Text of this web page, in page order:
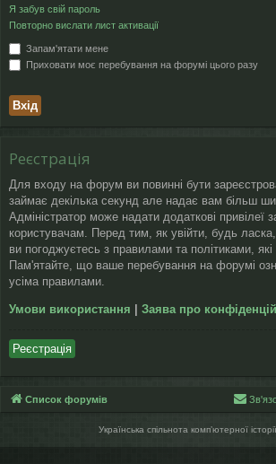
ту
п
Я забув свій пароль
Повторно вислати лист активації
Запам'ятати мене
Приховати моє перебування на форумі цього разу
Реєстрація
Для входу на форум ви повинні бути
займає декілька секунд але надає вам більш
Адміністратор може надати додаткові привілеї
користувачам. Перед тим, як увійти, будь
ви погоджуєтесь з правилами та політиками, які
Пам'ятайте, що ваше перебування на форумі
усіма правилами.
Умови використання Заява про
Реєстрація
Список форумів
Українська спільнота компʼютерної